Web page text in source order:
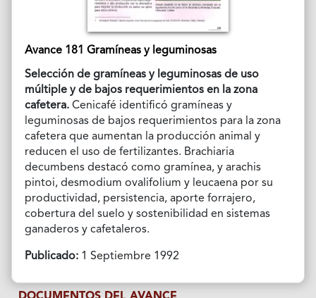
Avance 181 Gramíneas y leguminosas
Selección de gramíneas y leguminosas de uso
múltiple y de bajos requerimientos en la zona
cafetera. Cenicafé identificó gramíneas y
leguminosas de bajos requerimientos para la zona
cafetera que aumentan la producción animal y
reducen el uso de fertilizantes. Brachiaria
decumbens destacó como gramínea, y arachis
pintoi, desmodium ovalifolium y leucaena por su
productividad, persistencia, aporte forrajero,
cobertura del suelo y sostenibilidad en sistemas
ganaderos y cafetaleros.
Publicado:1 Septiembre 1992